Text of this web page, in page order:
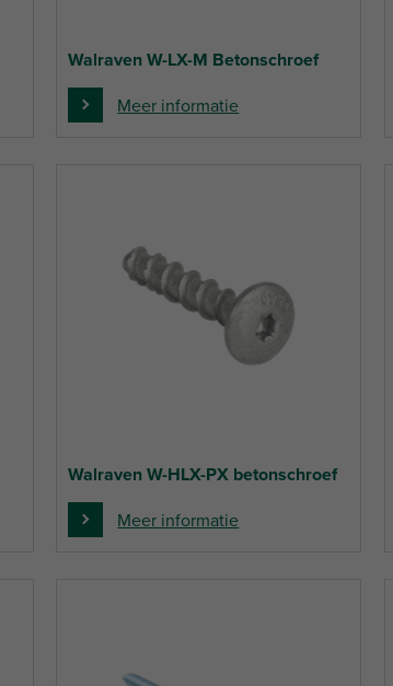
Walraven W-LX-M Betonschroef
Meer informatie
Walraven W-HLX-PX betonschroef
Meer informatie